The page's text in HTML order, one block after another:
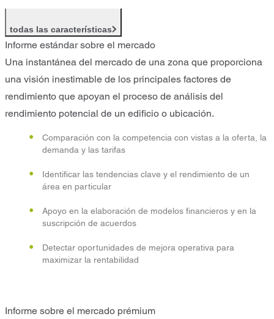
todas las características
Informe estándar sobre el mercado
Una instantánea del mercado de una zona que proporciona
una visión inestimable de los principales factores de
rendimiento que apoyan el proceso de análisis del
rendimiento potencial de un edificio o ubicación.
Comparación con la competencia con vistas a la oferta, la
demanda y las tarifas
Identificar las tendencias clave y el rendimiento de un
área en particular
Apoyo en la elaboración de modelos financieros y en la
suscripción de acuerdos
Detectar oportunidades de mejora operativa para
maximizar la rentabilidad
Informe sobre el mercado prémium